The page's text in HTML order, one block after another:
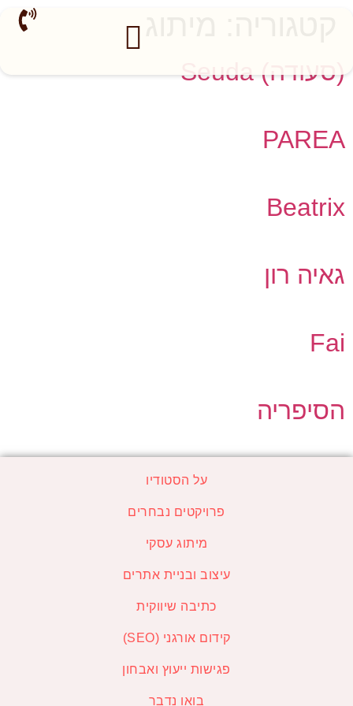
(סעודה) Seuda
PAREA
Beatrix
גאיה רון
Fai
הסיפריה
על הסטודיו
פרויקטים נבחרים
מיתוג עסקי
עיצוב ובניית אתרים
כתיבה שיווקית
קידום אורגני (SEO)
פגישות ייעוץ ואבחון
בואו נדבר